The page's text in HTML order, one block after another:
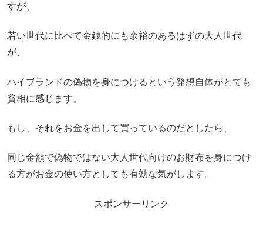
すが、
若い世代に比べて金銭的にも余裕のあるはずの大人世代
が、
ハイブランドの偽物を身につけるという発想自体がとても
貧相に感じます。
もし、それをお金を出して買っているのだとしたら、
同じ金額で偽物ではない大人世代向けのお財布を身につけ
る方がお金の使い方としても有効な気がします。
スポンサーリンク